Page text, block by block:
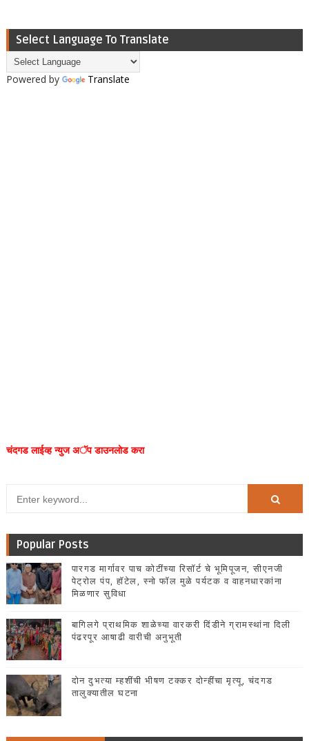
Select Language To Translate
Powered by Translate
चंदगड लाईव्ह न्युज अॅप डाउनलोड करा
Popular Posts
पारगड मार्गावर पाच कोटींच्या रिसॉर्ट चे भूमिपूजन, सीएनजी
पेट्रोल पंप, हॉटेल, स्नो फॉल मुळे पर्यटक व वाहनधारकांना
मिळणार सुविधा
बागिलगे प्राथमिक शाळेच्या वारकरी दिंडीने ग्रामस्थांना दिली
पंढरपूर आषाढी वारीची अनुभूती
दोन दुभत्या म्हशींची भीषण टक्कर दोन्हींचा मृत्यू, चंदगड
तालुक्यातील घटना